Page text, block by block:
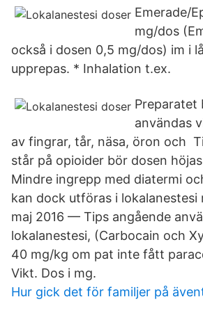
Emerade/
mg/dos
också i dosen 0,5 mg/dos) im i
upprepas. * Inhalation t.ex.
Preparatet
användas
av fingrar, tår, näsa, öron och
står på opioider bör dosen
Mindre ingrepp med diatermi
kan dock utföras i
maj 2016 — Tips angående
lokalanestesi, (Carbocain och
40 mg/kg om pat inte fått
Vikt. Dos i mg.
Hur gick det för familjer på